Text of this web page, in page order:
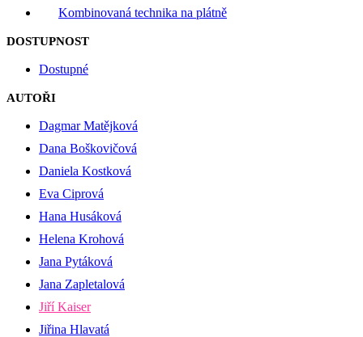
Kombinovaná technika na plátně
DOSTUPNOST
Dostupné
AUTOŘI
Dagmar Matějková
Dana Boškovičová
Daniela Kostková
Eva Ciprová
Hana Husáková
Helena Krohová
Jana Pytáková
Jana Zapletalová
Jiří Kaiser
Jiřina Hlavatá